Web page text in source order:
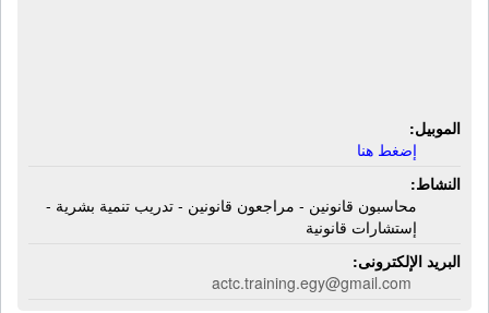
الموبيل:
إضغط هنا
النشاط:
محاسبون قانونين - مراجعون قانونين - تدريب تنمية بشرية -
إستشارات قانونية
البريد الإلكترونى:
actc.training.egy@gmail.com